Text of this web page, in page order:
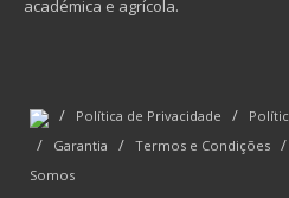
académica e agrícola.
/ Política de Privacidade /
/ Garantia / Termos e Condições /
Somos